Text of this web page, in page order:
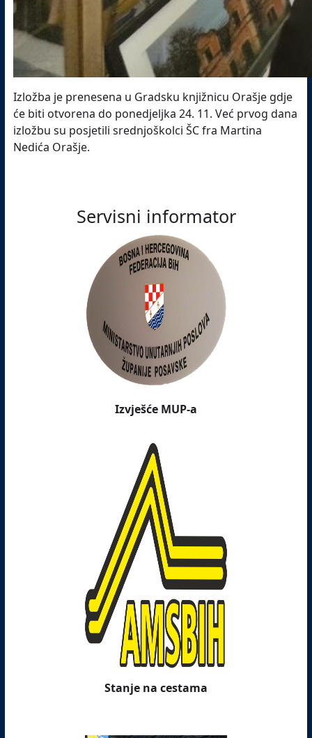
Izložba je prenesena u Gradsku knjižnicu Orašje gdje
će biti otvorena do ponedjeljka 24. 11. Već prvog dana
izložbu su posjetili srednjoškolci ŠC fra Martina
Nedića Orašje.
Servisni informator
Izvješće MUP-a
Stanje na cestama